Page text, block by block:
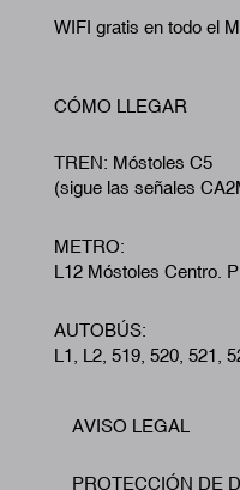
WIFI gratis en todo el
CÓMO LLEGAR
TREN: Móstoles C5
(sigue las señales
METRO:
L12 Móstoles Centro.
AUTOBÚS:
L1, L2, 519, 520, 521,
Footer
AVISO LEGAL
PROTECCIÓN DE